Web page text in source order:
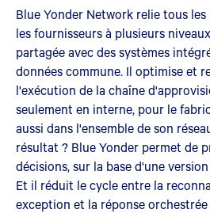
Blue Yonder Network relie tous
les fournisseurs à plusieurs
partagée avec des systèmes
données commune. Il optimise et
l'exécution de la chaîne
seulement en interne, pour le
aussi dans l'ensemble de son
résultat ? Blue Yonder permet de
décisions, sur la base d'une
Et il réduit le cycle entre la
exception et la réponse